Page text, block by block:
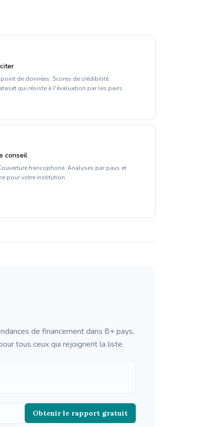
de données. Scores de crédibilité.
qui résiste à l'évaluation par les pairs.
conseil
francophone. Analyses par pays et
pour votre institution.
de financement dans 8+ pays,
tous ceux qui rejoignent la liste.
Obtenir le rapport gratuit